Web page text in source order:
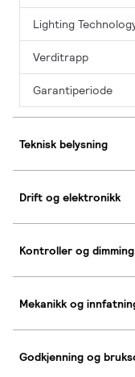
Lighting
Verditrapp
Garantiperiode
Teknisk belysning
Drift og elektronikk
Kontroller og dimming
Mekanikk og
Godkjenning og